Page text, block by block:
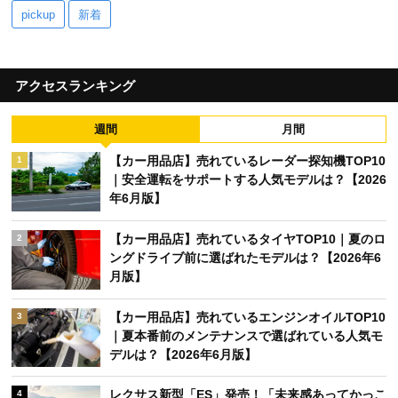
pickup 新着
アクセスランキング
週間 月間
1
【カー用品店】売れているレーダー探知機TOP10
｜安全運転をサポートする人気モデルは？【2026
年6月版】
2
【カー用品店】売れているタイヤTOP10｜夏のロ
ングドライブ前に選ばれたモデルは？【2026年6
月版】
3
【カー用品店】売れているエンジンオイルTOP10
｜夏本番前のメンテナンスで選ばれている人気モ
デルは？【2026年6月版】
4 レクサス新型「ES」発売！「未来感あってかっこ